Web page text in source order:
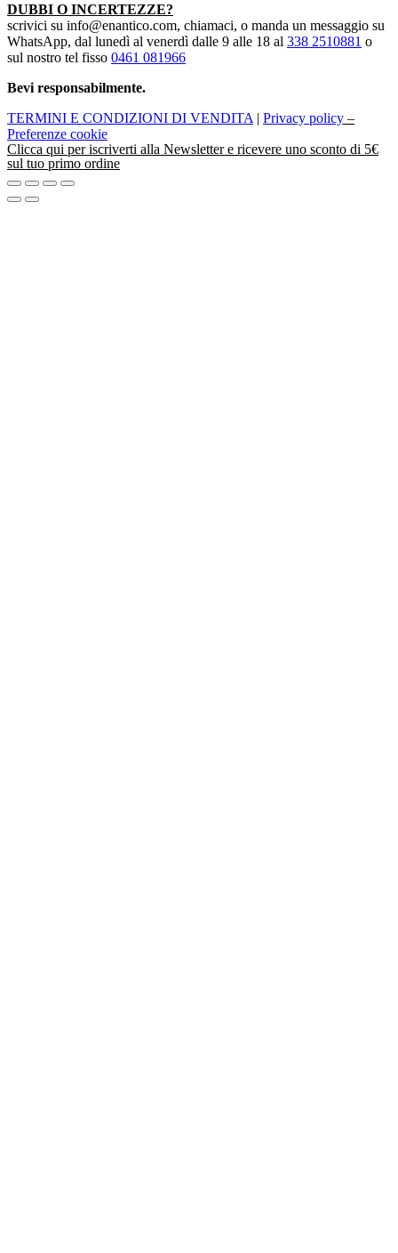
DUBBI O INCERTEZZE?
scrivici su info@enantico.com, chiamaci, o manda un messaggio su
WhatsApp, dal lunedì al venerdì dalle 9 alle 18 al 338 2510881 o
sul nostro tel fisso 0461 081966
Bevi responsabilmente.
TERMINI E CONDIZIONI DI VENDITA | Privacy policy –
Preferenze cookie
Clicca qui per iscriverti alla Newsletter e ricevere uno sconto di 5€
sul tuo primo ordine